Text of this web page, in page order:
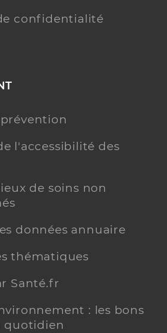
confidentialité
l'accessibilité des
de soins non
données annuaire
thématiques
Santé.fr
: les bons
quotidien